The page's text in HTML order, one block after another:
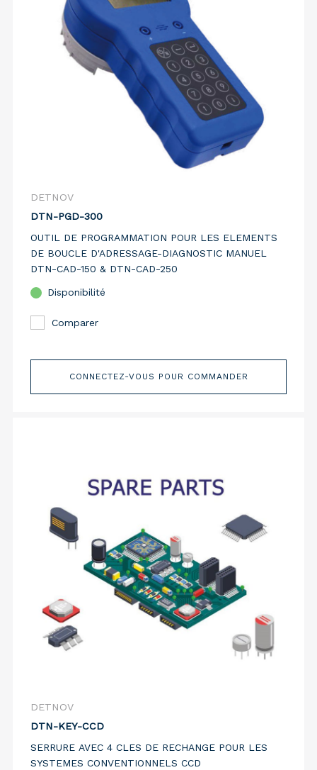
DETNOV
DTN-PGD-300
OUTIL DE PROGRAMMATION POUR LES ELEMENTS
DE BOUCLE D'ADRESSAGE-DIAGNOSTIC MANUEL
DTN-CAD-150 & DTN-CAD-250
Disponibilité
Comparer
CONNECTEZ-VOUS POUR COMMANDER
DETNOV
DTN-KEY-CCD
SERRURE AVEC 4 CLES DE RECHANGE POUR LES
SYSTEMES CONVENTIONNELS CCD